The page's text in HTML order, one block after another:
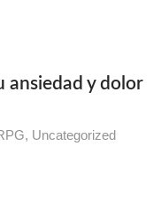
ansiedad y dolor
, Uncategorized